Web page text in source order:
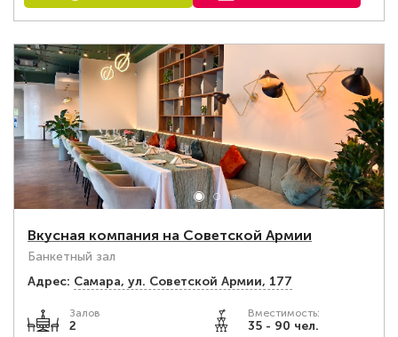
Вкусная компания на Советской Армии
Банкетный зал
Адрес: Самара, ул. Советской Армии, 177
Залов
2
Вместимость:
35 - 90 чел.